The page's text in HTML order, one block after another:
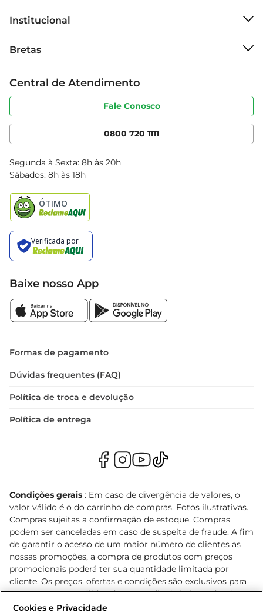
Institucional
Grupo Cencosud
Sobre privacidade
Portal do fornecedor
Cencosud Media
Bretas
Produtos Bretas
Código de ética
Serviços
Clube Bretas
Blog Bretas
Black Friday
Central de Atendimento
Fale Conosco
0800 720 1111
Segunda à Sexta: 8h às 20h
Sábados: 8h às 18h
Baixe nosso App
Formas de pagamento
Dúvidas frequentes (FAQ)
Política de troca e devolução
Política de entrega
Condições gerais : Em caso de divergência de valores, o
valor válido é o do carrinho de compras. Fotos ilustrativas.
Compras sujeitas a confirmação de estoque. Compras
podem ser canceladas em caso de suspeita de fraude. A fim
de garantir o acesso de um maior número de clientes as
nossas promoções, a compra de produtos com preços
promocionais poderá ter sua quantidade limitada por
cliente. Os preços, ofertas e condições são exclusivos para
o e-commerce e válidos durante o dia de hoje, podendo
sofrer alterações sem prévia notificação. Proibida a venda
Cookies e Privacidade